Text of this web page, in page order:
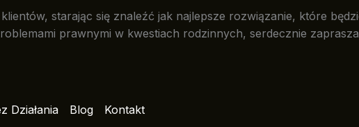
starając się znaleźć jak najlepsze rozwiązanie, które
prawnymi w kwestiach rodzinnych, serdecznie
Działania Blog Kontakt